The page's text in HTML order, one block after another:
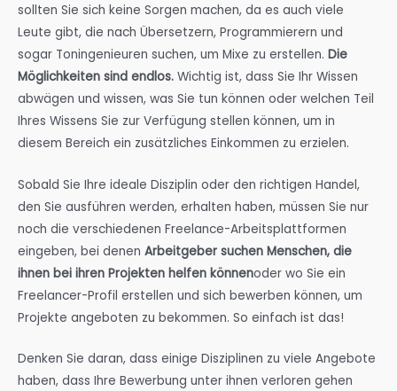
sollten Sie sich keine Sorgen machen, da es auch viele
Leute gibt, die nach Übersetzern, Programmierern und
sogar Toningenieuren suchen, um Mixe zu erstellen. Die
Möglichkeiten sind endlos. Wichtig ist, dass Sie Ihr Wissen
abwägen und wissen, was Sie tun können oder welchen Teil
Ihres Wissens Sie zur Verfügung stellen können, um in
diesem Bereich ein zusätzliches Einkommen zu erzielen.
Sobald Sie Ihre ideale Disziplin oder den richtigen Handel,
den Sie ausführen werden, erhalten haben, müssen Sie nur
noch die verschiedenen Freelance-Arbeitsplattformen
eingeben, bei denen Arbeitgeber suchen Menschen, die
ihnen bei ihren Projekten helfen könnenoder wo Sie ein
Freelancer-Profil erstellen und sich bewerben können, um
Projekte angeboten zu bekommen. So einfach ist das!
Denken Sie daran, dass einige Disziplinen zu viele Angebote
haben, dass Ihre Bewerbung unter ihnen verloren gehen